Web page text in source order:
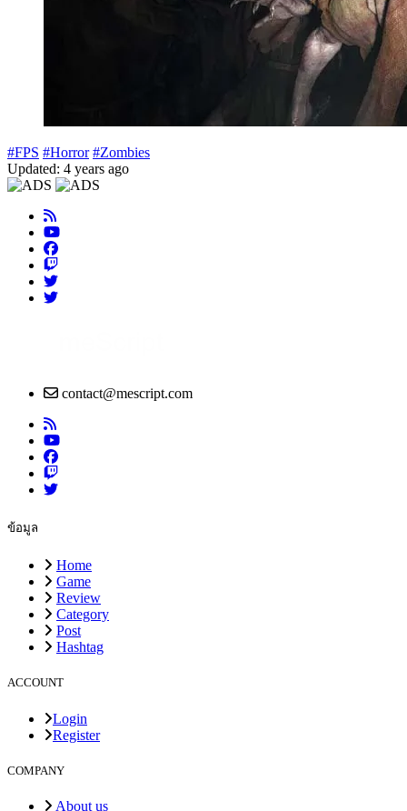
#FPS #Horror #Zombies
Updated: 4 years ago
contact@mescript.com
ข้อมูล
Home
Game
Review
Category
Post
Hashtag
ACCOUNT
Login
Register
COMPANY
About us